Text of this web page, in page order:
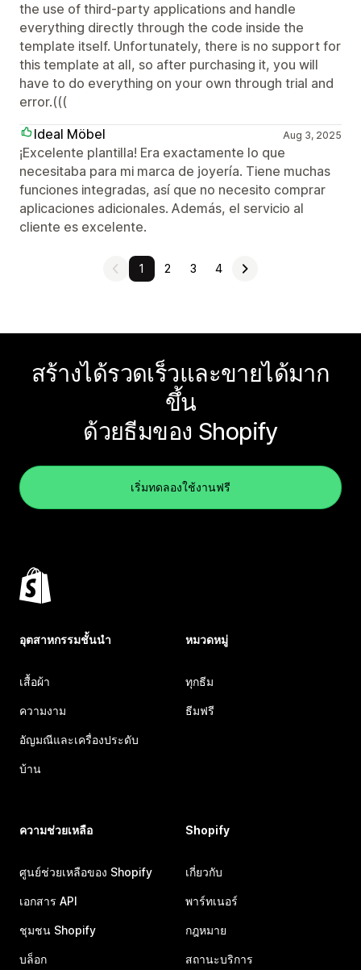
the use of third-party applications and handle
everything directly through the code inside the
template itself. Unfortunately, there is no support for
this template at all, so after purchasing it, you will
have to do everything on your own through trial and
error.(((
Ideal Möbel
Aug 3, 2025
¡Excelente plantilla! Era exactamente lo que
necesitaba para mi marca de joyería. Tiene muchas
funciones integradas, así que no necesito comprar
aplicaciones adicionales. Además, el servicio al
cliente es excelente.
1 2 3 4
สร้างได้รวดเร็วและขายได้มาก
ขึ้น
ด้วยธีมของ Shopify
เริ่มทดลองใช้งานฟรี
อุตสาหกรรมชั้นนำ
เสื้อผ้า
ความงาม
อัญมณีและเครื่องประดับ
บ้าน
หมวดหมู่
ทุกธีม
ธีมฟรี
ความช่วยเหลือ
ศูนย์ช่วยเหลือของ Shopify
เอกสาร API
ชุมชน Shopify
บล็อก
Shopify
เกี่ยวกับ
พาร์ทเนอร์
กฎหมาย
สถานะบริการ